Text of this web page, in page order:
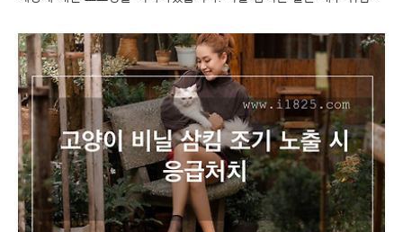
를 키우시는 분들은 비닐을 보관하는 방법부터 시작해서, 비닐을 사용
할 때 주의사항을 지키는 것이 중요합니다. 함께 고양이의 건강을 지
키기 위한 예방조치에 대해 알아보도록 하겠습니다. 고양이 비닐 삼킴
전 예방조치 고양이 비닐 삼킴 고양이 비닐 삼킴 전 예방하기 고양이
가 비닐을 삼키는 것을 방지하기 위해 몇 가지 예방 조치를 취할 수 있
습니다. 이러한 예방 조치는 다음과 같습니다. 비닐을 보관하는 방법
비닐봉지는 고양이가 쉽게 접근하지 못하도..